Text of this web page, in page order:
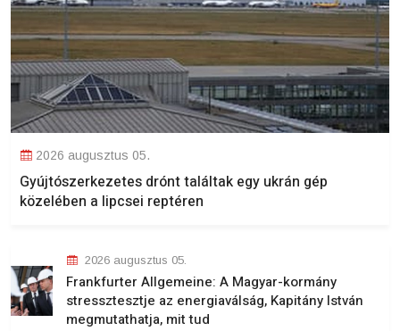
2026 augusztus 05.
Gyújtószerkezetes drónt találtak egy ukrán gép
közelében a lipcsei reptéren
2026 augusztus 05.
Frankfurter Allgemeine: A Magyar-kormány
stressztesztje az energiaválság, Kapitány István
megmutathatja, mit tud